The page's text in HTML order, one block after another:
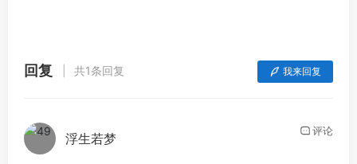
回复 共1条回复 我来回复
浮生若梦 评论